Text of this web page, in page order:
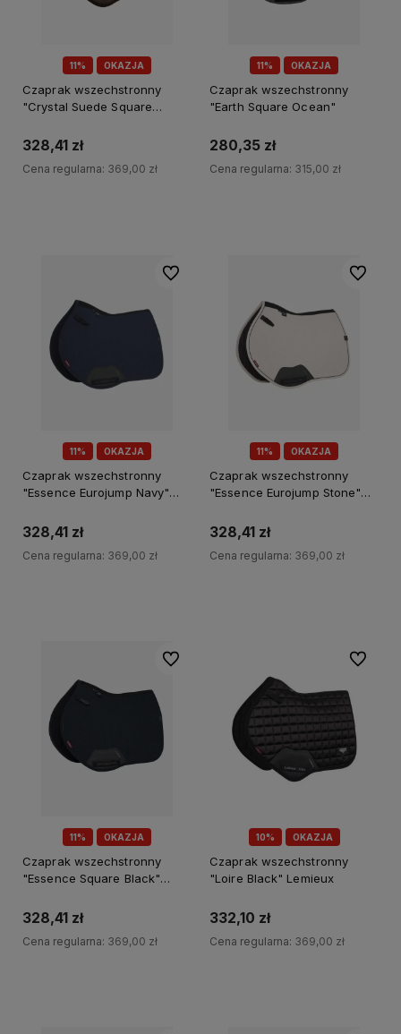
11% OKAZJA
Czaprak wszechstronny
"Crystal Suede Square
328,41 zł
Cena regularna: 369,00 zł
11% OKAZJA
Czaprak wszechstronny
"Earth Square Ocean"
280,35 zł
Cena regularna: 315,00 zł
11% OKAZJA
Czaprak wszechstronny
"Essence Eurojump Navy"
328,41 zł
Cena regularna: 369,00 zł
Do ulubionych
11% OKAZJA
Czaprak wszechstronny
"Essence Eurojump Stone"
328,41 zł
Cena regularna: 369,00 zł
Do
11% OKAZJA
Czaprak wszechstronny
"Essence Square Black"
328,41 zł
Cena regularna: 369,00 zł
Do ulubionych
10% OKAZJA
Czaprak wszechstronny
"Loire Black" Lemieux
332,10 zł
Cena regularna: 369,00 zł
Do